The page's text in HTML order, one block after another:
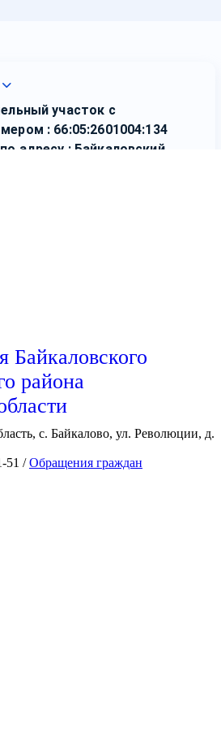
Байкаловского
района
с. Байкалово, ул. Революции, д.
51 /Обращения граждан